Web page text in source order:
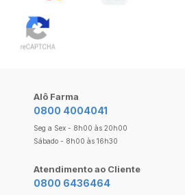
Alô Farma
0800 4004041
Seg a Sex - 8h00 às 20h00
Sábado - 8h00 às 16h30
Atendimento ao Cliente
0800 6436464